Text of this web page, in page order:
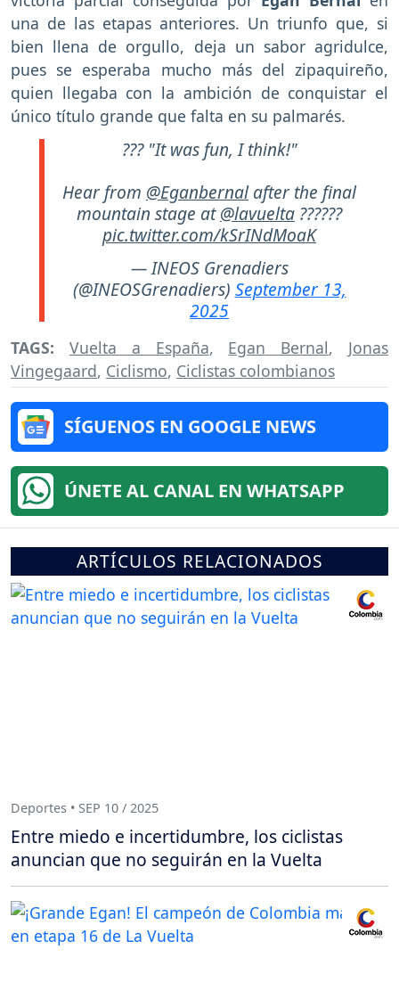
una de las etapas anteriores. Un triunfo que, si
bien llena de orgullo, deja un sabor agridulce,
pues se esperaba mucho más del zipaquireño,
quien llegaba con la ambición de conquistar el
único título grande que falta en su palmarés.
??? "It was fun, I think!"
Hear from @Eganbernalafter the final
mountain stage at@lavuelta ??????
pic.twitter.com/kSrINdMoaK
— INEOS Grenadiers
(@INEOSGrenadiers) September 13,
2025
TAGS: Vuelta a España, Egan Bernal, Jonas
Vingegaard, Ciclismo, Ciclistas colombianos
SÍGUENOS EN GOOGLE NEWS
ÚNETE AL CANAL EN WHATSAPP
ARTÍCULOS RELACIONADOS
Deportes • SEP 10 / 2025
Entre miedo e incertidumbre, los ciclistas
anuncian que no seguirán en la Vuelta